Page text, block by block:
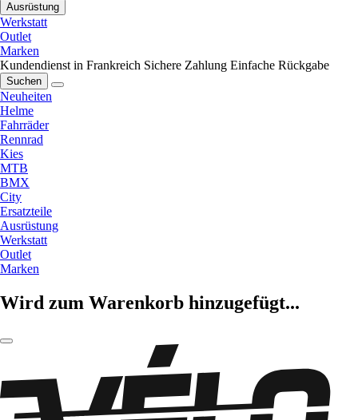
Ausrüstung
Werkstatt
Outlet
Marken
Kundendienst in Frankreich Sichere Zahlung Einfache Rückgabe
Suchen
Neuheiten
Helme
Fahrräder
Rennrad
Kies
MTB
BMX
City
Ersatzteile
Ausrüstung
Werkstatt
Outlet
Marken
Wird zum Warenkorb hinzugefügt...